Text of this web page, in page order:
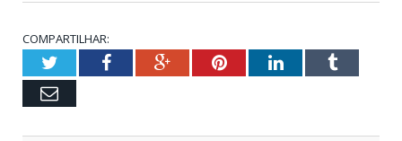
COMPARTILHAR:
TwitterFacebookGoogle+PinterestLinkedInTumblr
Email